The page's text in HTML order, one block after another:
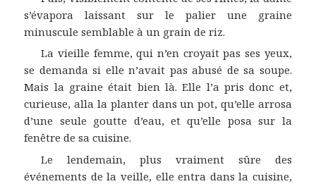
s’évapora laissant sur le palier une graine
minuscule semblable à un grain de riz.
La vieille femme, qui n’en croyait pas ses yeux,
se demanda si elle n’avait pas abusé de sa soupe.
Mais la graine était bien là. Elle l’a pris donc et,
curieuse, alla la planter dans un pot, qu’elle arrosa
d’une seule goutte d’eau, et qu’elle posa sur la
fenêtre de sa cuisine.
Le lendemain, plus vraiment sûre des
événements de la veille, elle entra dans la cuisine,